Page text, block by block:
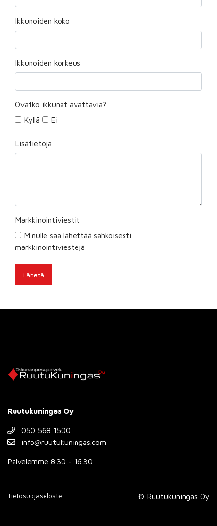
Ikkunoiden koko
Ikkunoiden korkeus
Ovatko ikkunat avattavia?
Kyllä
Ei
Lisätietoja
Markkinointiviestit
Minulle saa lähettää sähköisesti
markkinointiviestejä
Lähetä
Ruutukuningas Oy
050 568 1500
info@ruutukuningas.com
Palvelemme 8.30 - 16.30
Tietosuojaseloste © Ruutukuningas Oy